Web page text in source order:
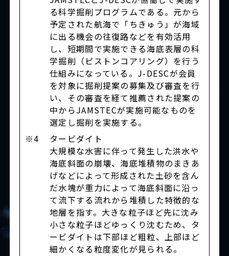
る科学掘削プログラムである。元から
予定された航海で「ちきゅう」が海域
に出る機会の往復路などを有効活用
し、短期間で実施できる海底表層の科
学掘削（ピストンコアリング）を行う
仕組みになっている。J-DESCが会員
を対象に掘削提案の募集及び審査を行
い、その審査を経て推薦された提案の
中からJAMSTECが実施可能なものを
選定し掘削を実施する。
※4
タービダイト
大規模な水害に伴って発生した洪水や
海底斜面の崩壊、海底堆積物のまきあ
げなどによって形成された土砂を含ん
だ水塊が重力によって海底斜面に沿っ
て流下する流れから堆積した特徴的な
地層を指す。大きな粒子ほど先に沈み
小さな粒子ほどゆっくり沈むため、タ
ービダイトは下部ほど粗粒、上部ほど
細かくなる粒度変化が見られる。